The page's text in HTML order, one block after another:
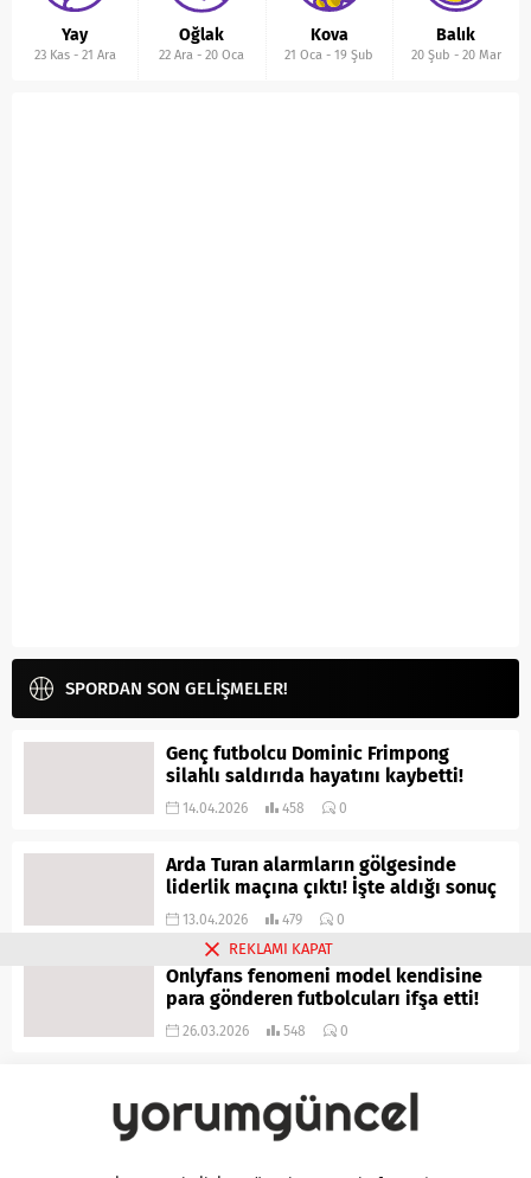
Yay
23 Kas- 21 Ara
Oğlak
22 Ara -20 Oca
Kova
21 Oca -19 Şub
Balık
20 Şub - 20 Mar
SPORDAN SON GELİŞMELER!
Genç futbolcu Dominic Frimpong
silahlı saldırıda hayatını kaybetti!
14.04.2026 458 0
Arda Turan alarmların gölgesinde
liderlik maçına çıktı! İşte aldığı sonuç
13.04.2026 479 0
Onlyfans fenomeni model kendisine
para gönderen futbolcuları ifşa etti!
26.03.2026 548 0
REKLAMI KAPAT